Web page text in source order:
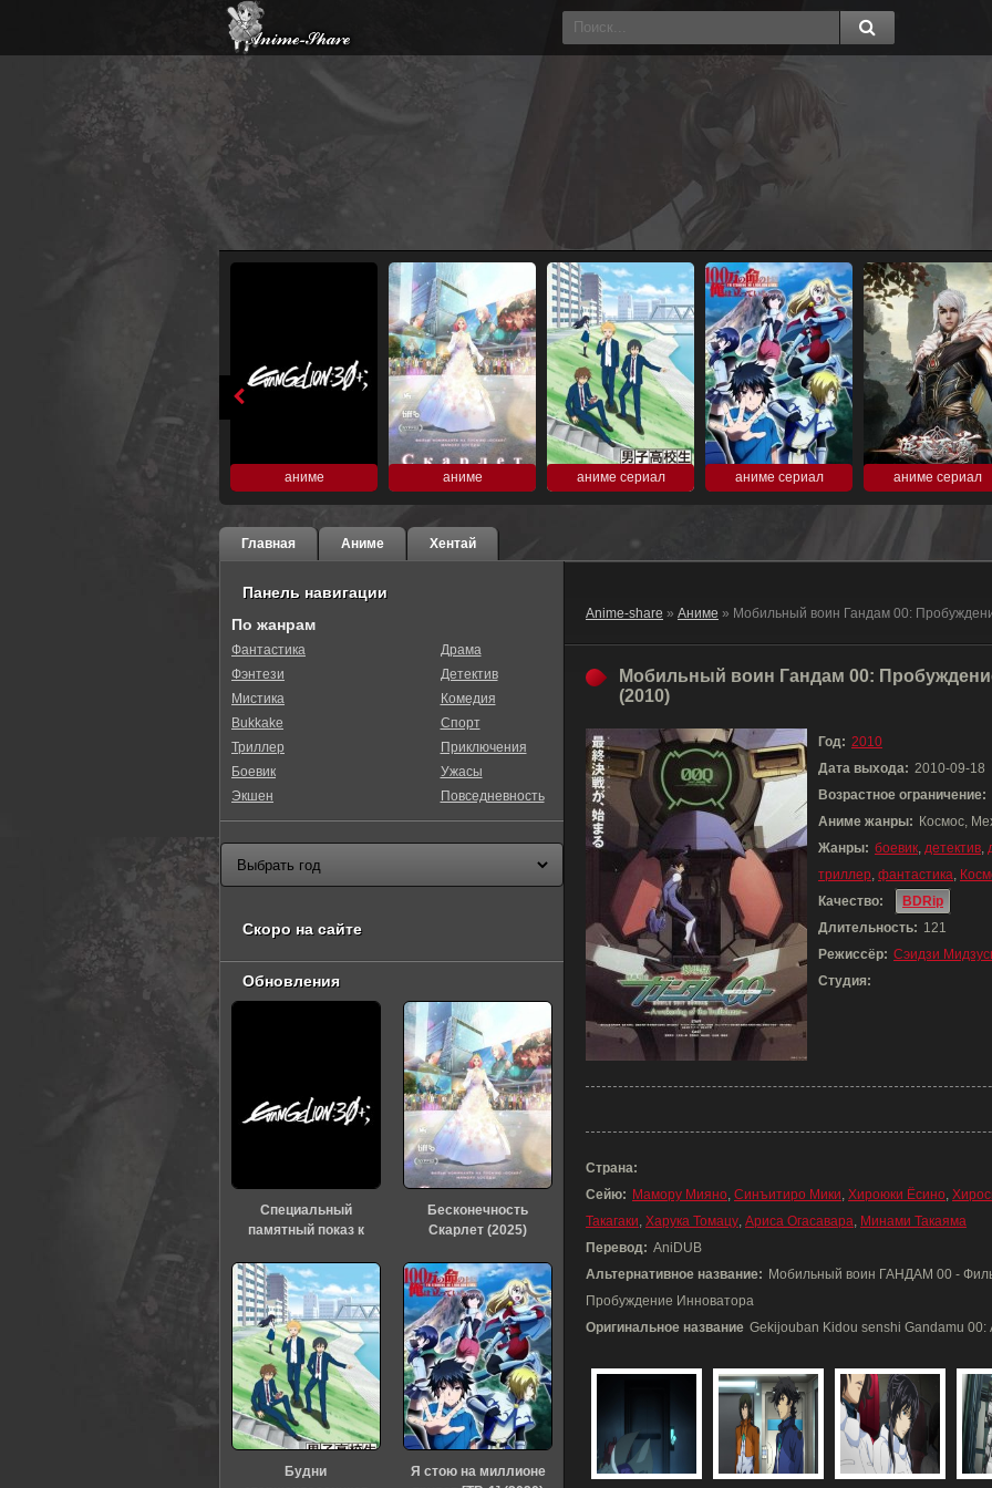
аниме аниме аниме сериал аниме сериал аниме сериал
Главная Аниме Хентай
Anime-share » Аниме » Мобильный воин Гандам 00:
Мобильный воин Гандам 00:
(2010)
Год: 2010
Дата выхода: 2010-09-18
Возрастное ограничение:
Аниме жанры: Космос,
Жанры: боевик, детектив,
триллер, фантастика,
Качество:
BDRip
Длительность: 121
Режиссёр: Сэидзи
Студия:
Страна:
Сейю: Мамору Мияно, Синъитиро Мики, Хироюки Ёсино,
Такагаки, Харука Томацу, Ариса Огасавара, Минами Такаяма
Перевод: AniDUB
Альтернативное название: Мобильный воин ГАНДАМ 00 -
Пробуждение Инноватора
Оригинальное название Gekijouban Kidou senshi Gandamu
Панель навигации
По жанрам
Фантастика
Фэнтези
Мистика
Bukkake
Триллер
Боевик
Экшен
Драма
Детектив
Комедия
Спорт
Приключения
Ужасы
Повседневность
Скоро на сайте
Обновления
Специальный
памятный показ к
«Евангелиона» (2026)
Бесконечность
Скарлет (2025)
Будни
Я стою на миллионе